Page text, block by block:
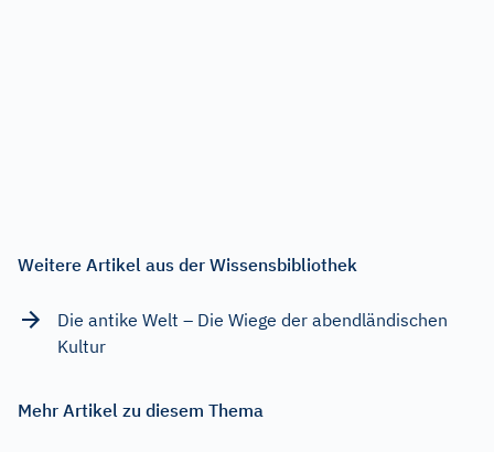
Weitere Artikel aus der Wissensbibliothek
Die antike Welt – Die Wiege der abendländischen
Kultur
Mehr Artikel zu diesem Thema